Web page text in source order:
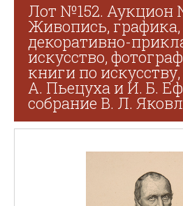
Лот №152. Аукцион
Живопись, графика,
декоративно-
искусство,
книги по
А. Пьецуха и И. Б.
собрание В. Л.